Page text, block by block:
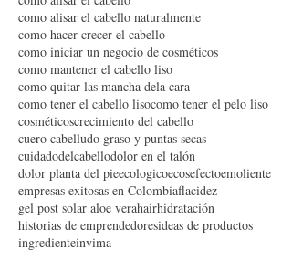
como aclarar el cabello naturalmente
como alisar el cabello
como alisar el cabello naturalmente
como hacer crecer el cabello
como iniciar un negocio de cosméticos
como mantener el cabello liso
como quitar las mancha dela cara
como tener el cabello lisocomo tener el pelo liso
cosméticoscrecimiento del cabello
cuero cabelludo graso y puntas secas
cuidadodelcabellodolor en el talón
dolor planta del pieecologicoecosefecto
empresas exitosas en Colombiaflacidez
gel post solar aloe verahairhidratación
historias de emprendedores